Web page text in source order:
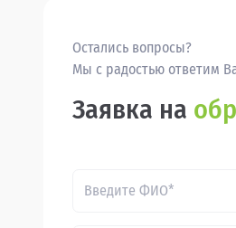
Остались вопросы?
Мы с радостью ответим
Заявка на